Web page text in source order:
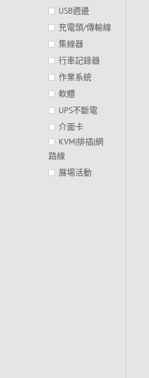
USB週邊
充電頭/傳輸線
集線器
行車記錄器
作業系統
軟體
UPS不斷電
介面卡
KVM|排插|網
路線
展場活動